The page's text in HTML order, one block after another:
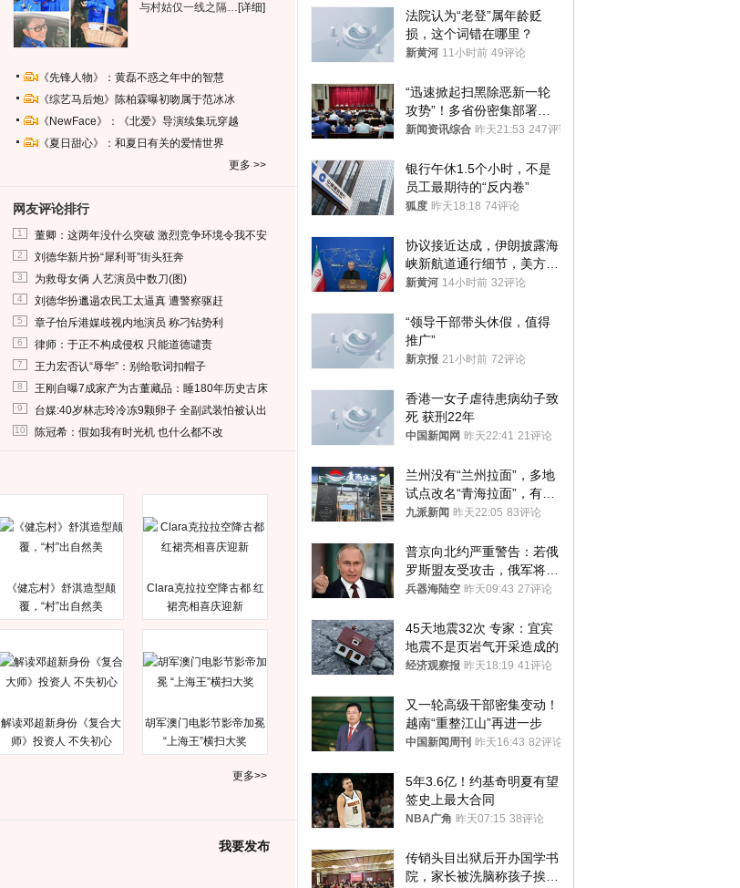
与村姑仅一线之隔… [详细]
《先锋人物》：黄磊不惑之年中的智慧
《综艺马后炮》陈柏霖曝初吻属于范冰冰
《NewFace》：《北爱》导演续集玩穿越
《夏日甜心》：和夏日有关的爱情世界
更多 >>
网友评论排行
1 董卿：这两年没什么突破 激烈竞争环境令我不安
2 刘德华新片扮“犀利哥”街头狂奔
3 为救母女俩 人艺演员中数刀(图)
4 刘德华扮邋遢农民工太逼真 遭警察驱赶
5 章子怡斥港媒歧视内地演员 称刁钻势利
6 律师：于正不构成侵权 只能道德谴责
7 王力宏否认“辱华”：别给歌词扣帽子
8 王刚自曝7成家产为古董藏品：睡180年历史古床
9 台媒:40岁林志玲冷冻9颗卵子 全副武装怕被认出
10 陈冠希：假如我有时光机 也什么都不改
《健忘村》舒淇造型颠
覆，“村”出自然美
Clara克拉拉空降古都 红
裙亮相喜庆迎新
解读邓超新身份《复合大
师》投资人 不失初心
胡军澳门电影节影帝加冕
“上海王”横扫大奖
更多>>
我要发布
法院认为“老登”属年龄贬
损，这个词错在哪里？
新黄河 11小时前 49评论
“迅速掀起扫黑除恶新一轮
攻势”！多省份密集部署，
公布举报方式
新闻资讯综合 昨天21:53 247评论
银行午休1.5个小时，不是
员工最期待的“反内卷”
狐度 昨天18:18 74评论
协议接近达成，伊朗披露海
峡新航道通行细节，美方再
提“倒计时”
新黄河 14小时前 32评论
“领导干部带头休假，值得
推广”
新京报 21小时前 72评论
香港一女子虐待患病幼子致
死 获刑22年
中国新闻网 昨天22:41 21评论
兰州没有“兰州拉面”，多地
试点改名“青海拉面”，有商
家改名已两年
九派新闻 昨天22:05 83评论
普京向北约严重警告：若俄
罗斯盟友受攻击，俄军将动
用核武器保护
兵器海陆空 昨天09:43 27评论
45天地震32次 专家：宜宾
地震不是页岩气开采造成的
经济观察报 昨天18:19 41评论
又一轮高级干部密集变动！
越南“重整江山”再进一步
中国新闻周刊 昨天16:43 82评论
5年3.6亿！约基奇明夏有望
签史上最大合同
NBA广角 昨天07:15 38评论
传销头目出狱后开办国学书
院，家长被洗脑称孩子挨打